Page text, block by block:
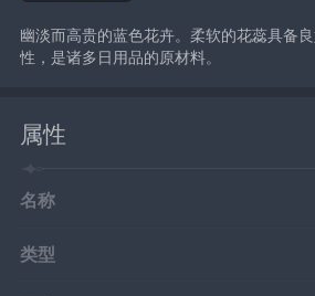
幽淡而高贵的蓝色花卉。柔软的花蕊具备
性，是诸多日用品的原材料。
属性
名称
类型